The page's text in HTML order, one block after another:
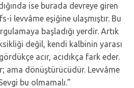
ise burada devreye giren
i levvâme eşiğine ulaşmıştır. Bu
başladığı yerdir. Artık
değil, kendi kalbinin yarası
acır, acıdıkça fark eder.
ama dönüştürücüdür. Levvâme
bu olmamalı.”